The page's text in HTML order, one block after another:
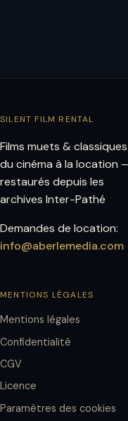
SILENT FILM RENTAL
Films muets & classiques
du cinéma à la location
restaurés depuis les
archives Inter-Pathé
Demandes de location:
info@aberlemedia.com
MENTIONS LÉGALES
Mentions légales
Confidentialité
CGV
Licence
Paramètres des cookies